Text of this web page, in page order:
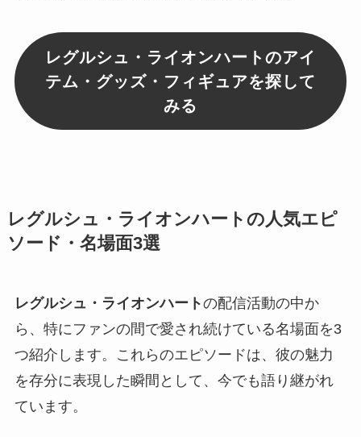
レグルシュ・ライオンハートのアイ
テム・グッズ・フィギュアを探して
みる
レグルシュ・ライオンハートの人気エピ
ソード・名場面3選
レグルシュ・ライオンハートの配信活動の中か
ら、特にファンの間で愛され続けている名場面を3
つ紹介します。これらのエピソードは、彼の魅力
を存分に表現した瞬間として、今でも語り継がれ
ています。